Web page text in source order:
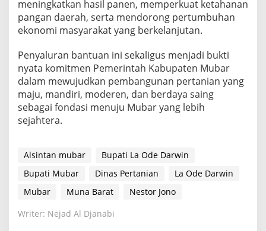
meningkatkan hasil panen, memperkuat ketahanan
pangan daerah, serta mendorong pertumbuhan
ekonomi masyarakat yang berkelanjutan.
Penyaluran bantuan ini sekaligus menjadi bukti
nyata komitmen Pemerintah Kabupaten Mubar
dalam mewujudkan pembangunan pertanian yang
maju, mandiri, moderen, dan berdaya saing
sebagai fondasi menuju Mubar yang lebih
sejahtera.
Alsintan mubar
Bupati La Ode Darwin
Bupati Mubar
Dinas Pertanian
La Ode Darwin
Mubar
Muna Barat
Nestor Jono
Writer: Nejad Al Djanabi